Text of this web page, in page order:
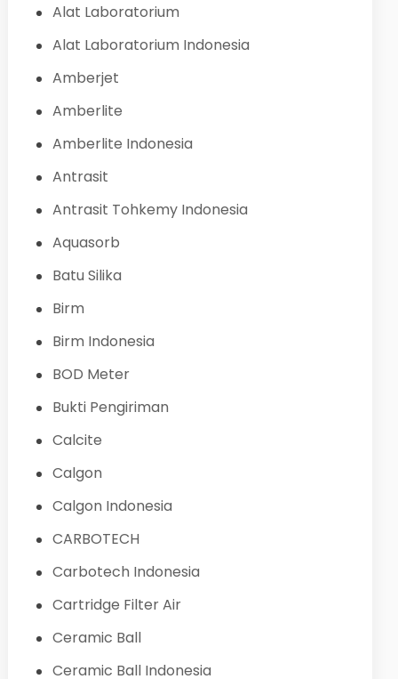
Alat Laboratorium
Alat Laboratorium Indonesia
Amberjet
Amberlite
Amberlite Indonesia
Antrasit
Antrasit Tohkemy Indonesia
Aquasorb
Batu Silika
Birm
Birm Indonesia
BOD Meter
Bukti Pengiriman
Calcite
Calgon
Calgon Indonesia
CARBOTECH
Carbotech Indonesia
Cartridge Filter Air
Ceramic Ball
Ceramic Ball Indonesia